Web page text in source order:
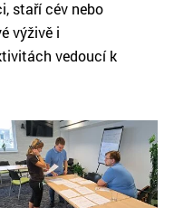
staří cév nebo
výživě i
vedoucí k